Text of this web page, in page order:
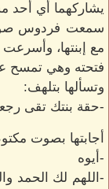
يشاركهما أي أحد
سمعت فردوس
مع إبنتها،
فتحته وهي تمسح
وتسألها بتلهف:
-حقة بنتك تقى
أجابتها بصوت
-أيوه
-اللهم لك الحمد